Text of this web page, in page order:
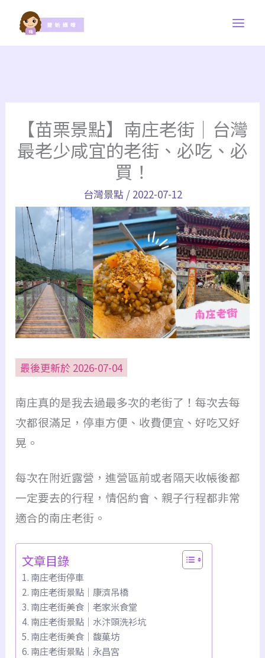
【苗栗景點】南庄老街｜台灣
最老少咸宜的老街、必吃、必
買！
台灣景點/ 2022-07-12
最後更新於 2026-07-04
南庄真的是我去過最多次的老街了！每次去每
次都很滿足， 停車方便、收費便宜、好吃又好
晃。
每次在附近露營，進營區前或者隔天收帳後都
一定要去的行程， 情侶約會、親子行程都非常
適合的南庄老街。
文章目錄
南庄老街停車
南庄老街景點｜康濟吊橋
南庄老街美食｜老家米食堂
南庄老街景點｜水汴頭洗衫坑
南庄老街美食｜馥菓坊
南庄老街景點｜永昌宮